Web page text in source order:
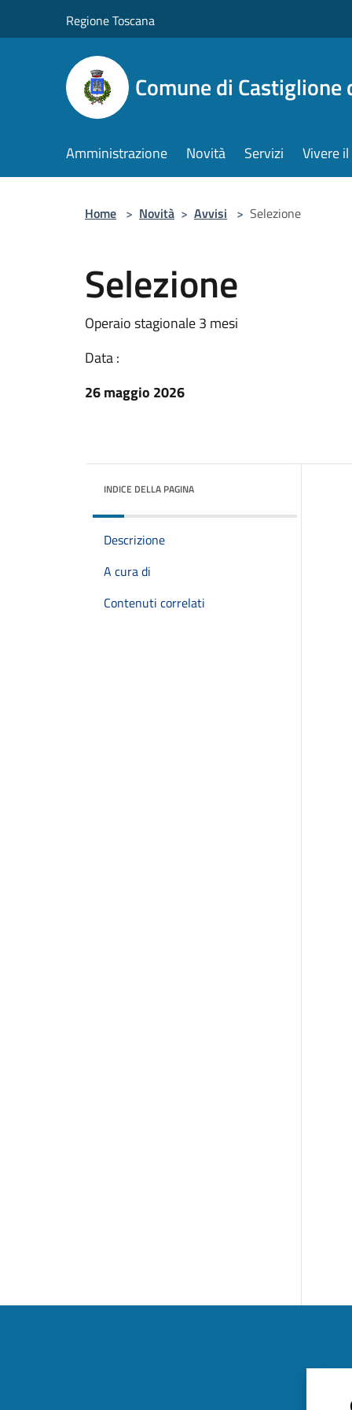
Regione Toscana
Comune di Castiglione
Amministrazione Novità Servizi Vivere
Home > Novità > Avvisi > Selezione
Selezione
Operaio stagionale 3 mesi
Data :
26 maggio 2026
INDICE DELLA PAGINA
Descrizione
A cura di
Contenuti correlati